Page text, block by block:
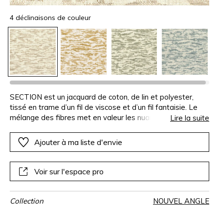
4 déclinaisons de couleur
SECTION est un jacquard de coton, de lin et polyester,
tissé en trame d’un fil de viscose et d’un fil fantaisie. Le
mélange des fibres met en valeur les nuances et le relief
quatre coloris : beige, ocre, kaki, bleu baltique
Lire la suite
Ajouter à ma liste d'envie
Voir sur l'espace pro
Collection NOUVEL ANGLE